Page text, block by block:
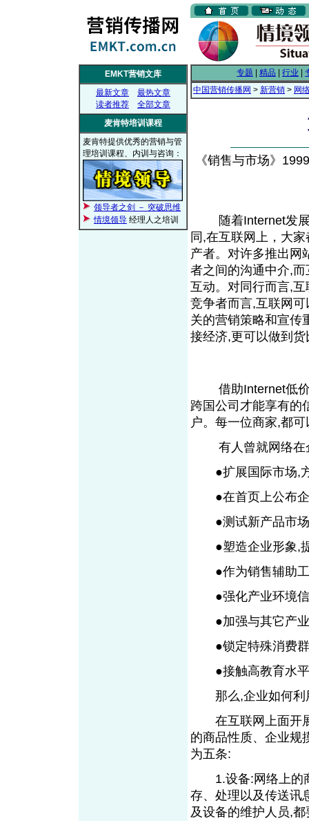
EMKT营销文库
最新文章
最热文章
读者推荐
全部文章
麦肯特培训课程
麦肯特提供优秀的营销与管
理培训课程、内训与咨询：
领导者之剑 － 突破思维
情境领导 经理人之培训
专题 精品 行业
中国营销传播网 > 新营销 > 网
《销售与市场》
随着Internet发展
同,在互联网上，大
产者。对许多推出网
者之间的沟通中介,
互动。对同行而言,
竞争者而言,互联网
关的营销策略和宣传
接经济,更可以做到
借助Internet低价
跨国公司才能享有的
户。每一位商家,都
有人曾就网络在
●扩展国际市场,方
●在首页上公布企
●测试新产品市场
●塑造企业形象,
●作为销售辅助工
●强化产业环境信
●加强与其它产业
●锁定特殊消费群
●接触高教育水平
那么,企业如何利
在互联网上面开展
的商品性质、企业规
为五条:
1.设备:网络上的商
存、处理以及传送讯
及设备的维护人员,